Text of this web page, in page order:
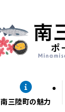
南三陸町の魅力